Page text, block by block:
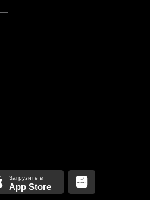
App Store